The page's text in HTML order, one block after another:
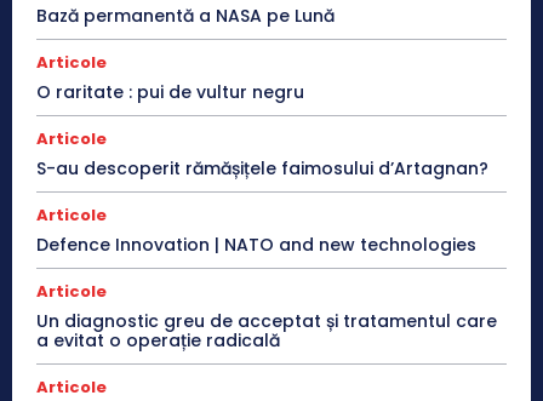
Bază permanentă a NASA pe Lună
Articole
O raritate : pui de vultur negru
Articole
S-au descoperit rămășițele faimosului d’Artagnan?
Articole
Defence Innovation | NATO and new technologies
Articole
Un diagnostic greu de acceptat și tratamentul care
a evitat o operație radicală
Articole